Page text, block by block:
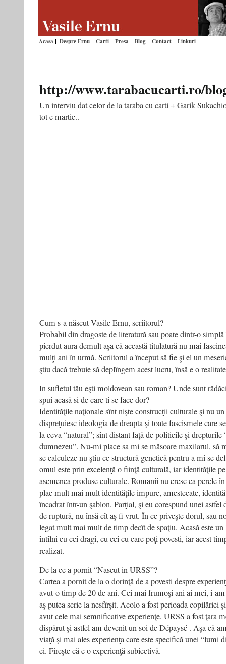
Acasa Despre Ernu Carti Presa Blog Contact Linkuri
http://www.tarabacucarti.ro/
Un interviu dat celor de la taraba cu carti + Garik
tot e martie..
Cum s-a născut Vasile Ernu, scriitorul?
Probabil din dragoste de literatură sau poate dintr-o
pierdut aura demult aşa că această titulatură nu mai
mulţi ani în urmă. Scriitorul a început să fie şi el un
ştiu dacă trebuie să deplîngem acest lucru, însă e o
In sufletul tău eşti moldovean sau roman? Unde sunt
spui acasă si de care ti se face dor?
Identităţile naţionale sînt nişte construcţii culturale şi nu
dispreţuiesc ideologia de dreapta şi toate fascismele care
la ceva “natural”; sînt distant faţă de politicile şi drepturile
dumnezeu”. Nu-mi place sa mi se măsoare maxilarul, să
se calculeze nu ştiu ce structură genetică pentru a mi se
omul este prin excelenţă o fiinţă culturală, iar identităţile
asemenea produse culturale. Romanii nu cresc ca perele
plac mult mai mult identităţile impure, amestecate,
încadrat într-un şablon. Parţial, şi eu corespund unei
de ruptură, nu însă cît aş fi vrut. În ce priveşte dorul, sau
legat mult mai mult de timp decît de spaţiu. Acasă este
întîlni cu cei dragi, cu cei cu care poţi povesti, iar acest
realizat.
De la ce a pornit “Nascut in URSS”?
Cartea a pornit de la o dorinţă de a povesti despre
avut-o timp de 20 de ani. Cei mai frumoşi ani ai mei, i-
aş putea scrie la nesfîrşit. Acolo a fost perioada copilăriei
avut cele mai semnificative experienţe. URSS a fost ţara
dispărut şi astfel am devenit un soi de Dépaysé . Aşa că
viaţă şi mai ales experienţa care este specifică unei “lumi
ei. Fireşte că e o experienţă subiectivă.